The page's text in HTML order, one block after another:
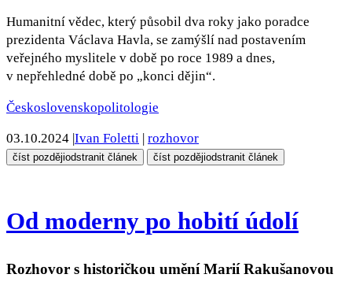
Humanitní vědec, který působil dva roky jako poradce
prezidenta Václava Havla, se zamýšlí nad postavením
veřejného myslitele v době po roce 1989 a dnes,
v nepřehledné době po „konci dějin“.
Československopolitologie
03.10.2024 Ivan Foletti rozhovor
číst pozdějiodstranit článek číst pozdějiodstranit článek
Od moderny po hobití údolí
Rozhovor s historičkou umění Marií Rakušanovou